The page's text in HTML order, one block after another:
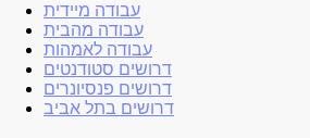
עבודה מיידית
עבודה מהבית
עבודה לאמהות
דרושים סטודנטים
דרושים פנסיונרים
דרושים בתל אביב